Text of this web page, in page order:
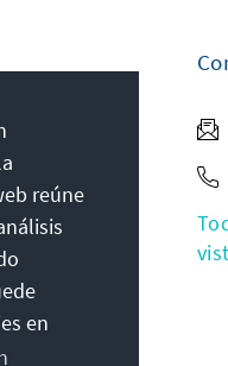
Libertad y
cívica y
y
la
desarrollo
de
reúne
en